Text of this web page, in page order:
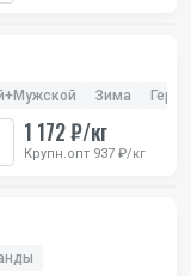
Зима
1 172 ₽/кг
Крупн.опт 937 ₽/кг